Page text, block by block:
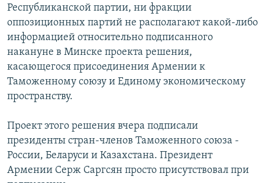
Республиканской партии, ни фракции
оппозиционных партий не располагают какой-либо
информацией относительно подписанного
накануне в Минске проекта решения,
касающегося присоединения Армении к
Таможенному союзу и Единому экономическому
пространству.
Проект этого решения вчера подписали
президенты стран-членов Таможенного союза -
России, Беларуси и Казахстана. Президент
Армении Серж Саргсян просто присутствовал при